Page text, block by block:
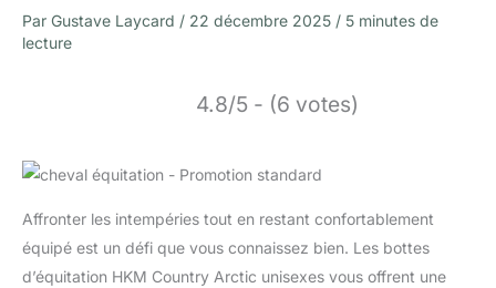
Par Gustave Laycard / 22 décembre 2025 / 5 minutes de
lecture
4.8/5 - (6 votes)
Affronter les intempéries tout en restant confortablement
équipé est un défi que vous connaissez bien. Les bottes
d’équitation HKM Country Arctic unisexes vous offrent une